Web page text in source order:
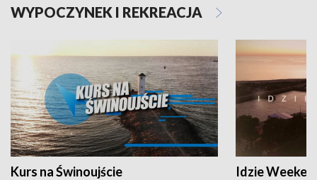
WYPOCZYNEK I REKREACJA
Kurs na Świnoujście Idzie